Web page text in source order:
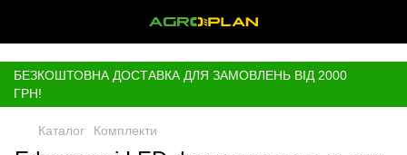
БЕЗКОШТОВНА ДОСТАВКА ДЛЯ ЗАМОВЛЕНЬ ВІД 2000
ГРН!
Каталог Комплекти